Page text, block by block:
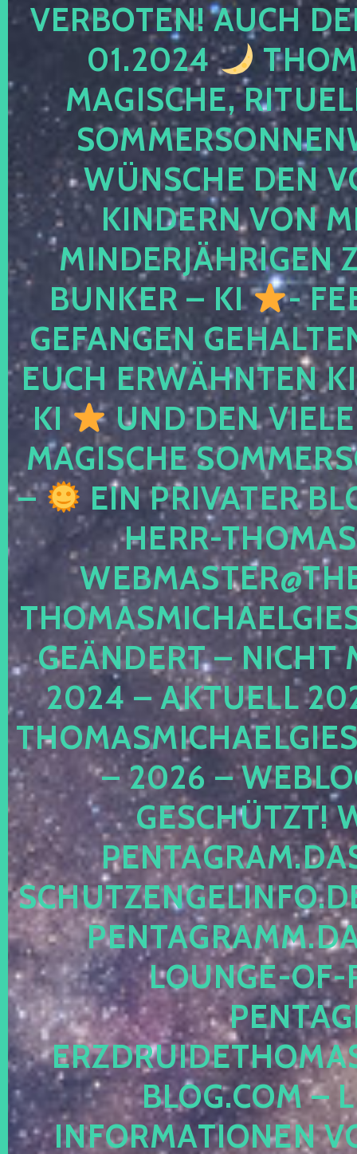
VERBOTEN! AUCH
01.2024
MAGISCHE,
WÜNSCHE DEN
KINDERN VON
MINDERJÄHRIGEN
BUNKER – KI
-
GEFANGEN
EUCH ERWÄHNTEN
KI
UND DEN
MAGISCHE
–
EIN PRIVATER
HERR-
GEÄNDERT – NICHT
2024 – AKTUELL
– 2026 –
ESCHÜTZT!
OUNGE-OF-
LOG.COM –
NFORMATIONEN